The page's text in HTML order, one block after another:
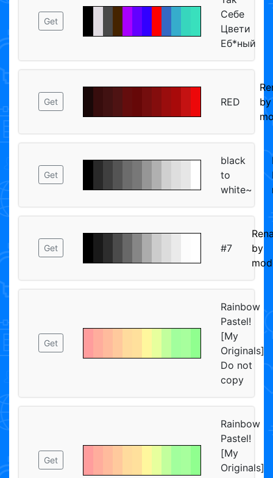
Get
Себе
Цвети
Еб*ный
Get RED
by
Get
black
to
white~
Get #7
by
Get
Rainbow
Pastel!
[My
Originals]
Do not
copy
Get
Rainbow
Pastel!
[My
Originals]